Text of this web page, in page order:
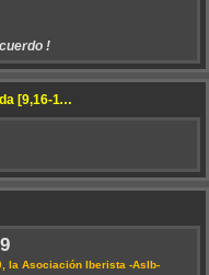
!
"SIN LÍMITES": Serie de TVE recomendada [9,16-11-2022 22:50]
la Asociación Iberista -AsIb-